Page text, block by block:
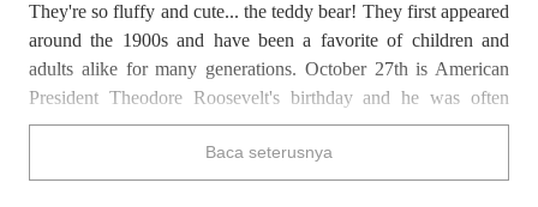
They're so fluffy and cute... the teddy bear! They first appeared
around the 1900s and have been a favorite of children and
adults alike for many generations. October 27th is American
President Theodore Roosevelt's birthday and he was often
called Teddy, making today a great day to celebrate the Teddy
Bear. Check out these teddy bears that will be sure to melt your
heart.
Baca seterusnya